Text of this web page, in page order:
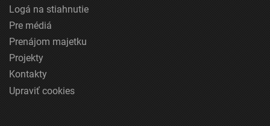
Logá na stiahnutie
Pre médiá
Prenájom majetku
Projekty
Kontakty
Upraviť cookies